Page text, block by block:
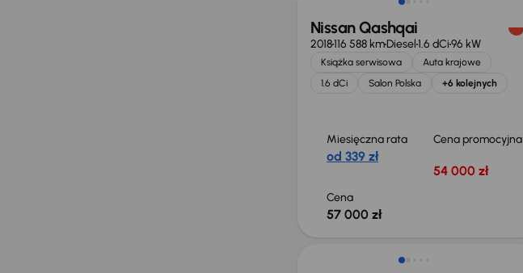
Nissan Qashqai
2018116 588 kmDiesel1.6 dCi96 kW
Książka serwisowa
Auta krajowe
1.6 dCi
Salon Polska +6 kolejnych
Miesięczna rata
od 339 zł
Cena promocyjna
54 000 zł
Cena
57 000 zł